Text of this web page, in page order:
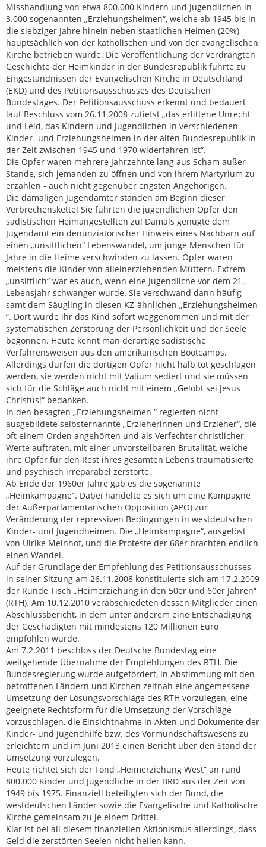
Misshandlung von etwa 800.000 Kindern und Jugendlichen in
3.000 sogenannten „Erziehungsheimen“, welche ab 1945 bis in
die siebziger Jahre hinein neben staatlichen Heimen (20%)
hauptsächlich von der katholischen und von der evangelischen
Kirche betrieben wurde. Die Veröffentlichung der verdrängten
Geschichte der Heimkinder in der Bundesrepublik führte zu
Eingeständnissen der Evangelischen Kirche in Deutschland
(EKD) und des Petitionsausschusses des Deutschen
Bundestages. Der Petitionsausschuss erkennt und bedauert
laut Beschluss vom 26.11.2008 zutiefst „das erlittene Unrecht
und Leid, das Kindern und Jugendlichen in verschiedenen
Kinder- und Erziehungsheimen in der alten Bundesrepublik in
der Zeit zwischen 1945 und 1970 widerfahren ist“.
Die Opfer waren mehrere Jahrzehnte lang aus Scham außer
Stande, sich jemanden zu öffnen und von ihrem Martyrium zu
erzählen - auch nicht gegenüber engsten Angehörigen.
Die damaligen Jugendämter standen am Beginn dieser
Verbrechenskette! Sie führten die jugendlichen Opfer den
sadistischen Heimangestellten zu! Damals genügte dem
Jugendamt ein denunziatorischer Hinweis eines Nachbarn auf
einen „unsittlichen“ Lebenswandel, um junge Menschen für
Jahre in die Heime verschwinden zu lassen. Opfer waren
meistens die Kinder von alleinerziehenden Müttern. Extrem
„unsittlich“ war es auch, wenn eine Jugendliche vor dem 21.
Lebensjahr schwanger wurde. Sie verschwand dann häufig
samt dem Säugling in diesen KZ-ähnlichen „Erziehungsheimen
“. Dort wurde ihr das Kind sofort weggenommen und mit der
systematischen Zerstörung der Persönlichkeit und der Seele
begonnen. Heute kennt man derartige sadistische
Verfahrensweisen aus den amerikanischen Bootcamps.
Allerdings dürfen die dortigen Opfer nicht halb tot geschlagen
werden, sie werden nicht mit Valium sediert und sie müssen
sich für die Schläge auch nicht mit einem „Gelobt sei Jesus
Christus!“ bedanken.
In den besagten „Erziehungsheimen “ regierten nicht
ausgebildete selbsternannte „Erzieherinnen und Erzieher“, die
oft einem Orden angehörten und als Verfechter christlicher
Werte auftraten, mit einer unvorstellbaren Brutalität, welche
ihre Opfer für den Rest ihres gesamten Lebens traumatisierte
und psychisch irreparabel zerstörte.
Ab Ende der 1960er Jahre gab es die sogenannte
„Heimkampagne“. Dabei handelte es sich um eine Kampagne
der Außerparlamentarischen Opposition (APO) zur
Veränderung der repressiven Bedingungen in westdeutschen
Kinder- und Jugendheimen. Die „Heimkampagne“, ausgelöst
von Ulrike Meinhof, und die Proteste der 68er brachten endlich
einen Wandel.
Auf der Grundlage der Empfehlung des Petitionsausschusses
in seiner Sitzung am 26.11.2008 konstituierte sich am 17.2.2009
der Runde Tisch „Heimerziehung in den 50er und 60er Jahren“
(RTH). Am 10.12.2010 verabschiedeten dessen Mitglieder einen
Abschlussbericht, in dem unter anderem eine Entschädigung
der Geschädigten mit mindestens 120 Millionen Euro
empfohlen wurde.
Am 7.2.2011 beschloss der Deutsche Bundestag eine
weitgehende Übernahme der Empfehlungen des RTH. Die
Bundesregierung wurde aufgefordert, in Abstimmung mit den
betroffenen Ländern und Kirchen zeitnah eine angemessene
Umsetzung der Lösungsvorschläge des RTH vorzulegen, eine
geeignete Rechtsform für die Umsetzung der Vorschläge
vorzuschlagen, die Einsichtnahme in Akten und Dokumente der
Kinder- und Jugendhilfe bzw. des Vormundschaftswesens zu
erleichtern und im Juni 2013 einen Bericht über den Stand der
Umsetzung vorzulegen.
Heute richtet sich der Fond „Heimerziehung West“ an rund
800.000 Kinder und Jugendliche in der BRD aus der Zeit von
1949 bis 1975. Finanziell beteiligten sich der Bund, die
westdeutschen Länder sowie die Evangelische und Katholische
Kirche gemeinsam zu je einem Drittel.
Klar ist bei all diesem finanziellen Aktionismus allerdings, dass
Geld die zerstörten Seelen nicht heilen kann.